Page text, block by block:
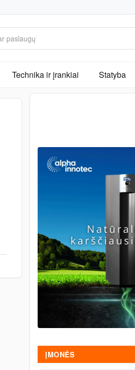
Technika ir įrankiai Statyba
ĮMONĖS